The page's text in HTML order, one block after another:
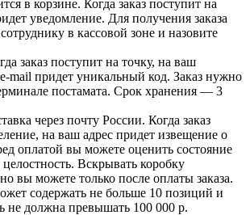
в корзине. Когда заказ поступит на
уведомление. Для получения заказа
в кассовой зоне и назовите
заказ поступит на точку, на ваш
mail придет уникальный код. Заказ нужно
постамата. Срок хранения — 3
через почту России. Когда заказ
на ваш адрес придет извещение о
оплатой вы можете оценить состояние
Вскрывать коробку
вы можете только после оплаты заказа.
содержать не больше 10 позиций и
не должна превышать 100 000 р.